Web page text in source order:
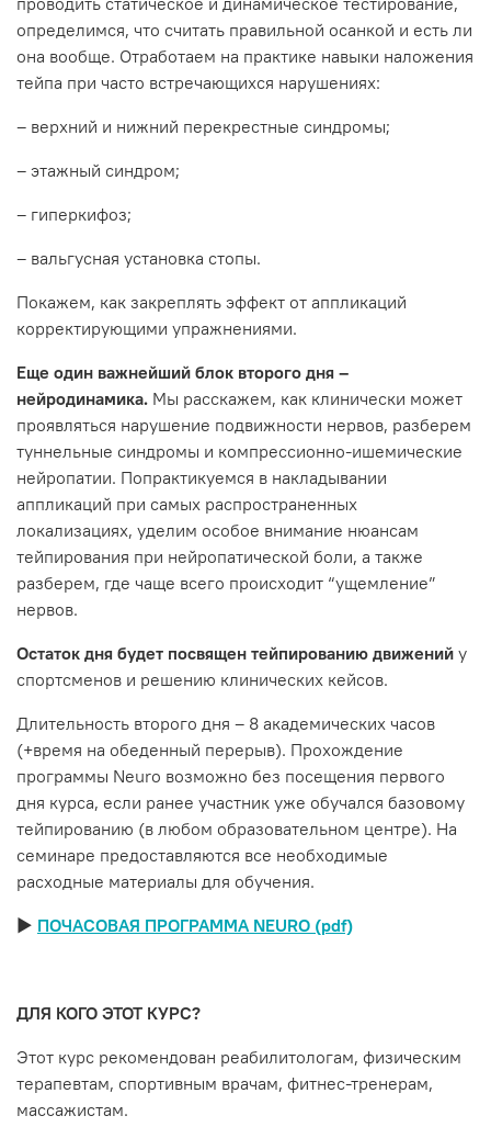
определимся, что считать правильной осанкой и есть ли
она вообще. Отработаем на практике навыки наложения
тейпа при часто встречающихся нарушениях:
– верхний и нижний перекрестные синдромы;
– этажный синдром;
– гиперкифоз;
– вальгусная установка стопы.
Покажем, как закреплять эффект от аппликаций
корректирующими упражнениями.
Еще один важнейший блок второго дня –
нейродинамика. Мы расскажем, как клинически может
проявляться нарушение подвижности нервов, разберем
туннельные синдромы и компрессионно-ишемические
нейропатии. Попрактикуемся в накладывании
аппликаций при самых распространенных
локализациях, уделим особое внимание нюансам
тейпирования при нейропатической боли, а также
разберем, где чаще всего происходит “ущемление”
нервов.
Остаток дня будет посвящен тейпированию движений у
спортсменов и решению клинических кейсов.
Длительность второго дня – 8 академических часов
(+время на обеденный перерыв). Прохождение
программы Neuro возможно без посещения первого
дня курса, если ранее участник уже обучался базовому
тейпированию (в любом образовательном центре). На
семинаре предоставляются все необходимые
расходные материалы для обучения.
► ПОЧАСОВАЯ ПРОГРАММА NEURO (pdf)
ДЛЯ КОГО ЭТОТ КУРС?
Этот курс рекомендован реабилитологам, физическим
терапевтам, спортивным врачам, фитнес-тренерам,
массажистам.